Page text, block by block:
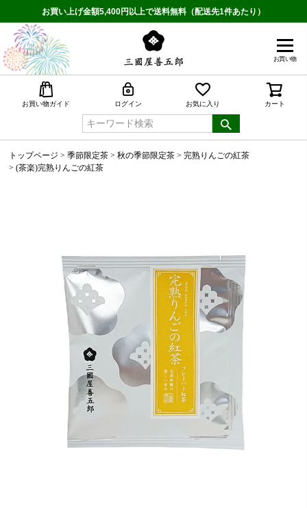
お買い上げ金額5,400円以上で送料無料（配送先1件あたり）
お買い物
お買い物ガイド ログイン お気に入り カート
トップページ 季節限定茶 秋の季節限定茶
完熟りんごの紅茶
(茶楽)完熟りんごの紅茶